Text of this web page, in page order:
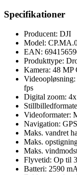
Specifikationer
Producent: DJI
Model:
EAN:
Produkttype:
Kamera: 48 MP
fps
Digital zoom: 4x
Videoformater:
Navigation:
Maks. vandret
Maks.
Maks.
Flyvetid: Op til
Batteri: 2590